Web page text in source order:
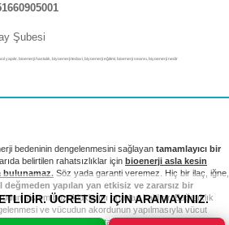
Şubesi
yapılır, bioenerji hastalık, biyoenerji tedavi, biyoenerji eğitimi, bioenerji seansı, biyoenerji nedir
ÜCRETSİZ İÇİN ARAMAYINIZ.
bedeninin dengelenmesini sağlayan tamamlayıcı bir
belirtilen rahatsızlıklar için bioenerji asla kesin
bulunamaz. Söz yada garanti veremez. Hiç bir ilaç, iğne,
değmeden yapılan yan etkisiz ve zararsız bir
sistem bozukluklarını ortadan kaldırır. Bağışıklık
ve vücudun akordunun yapılmasıyla vücut
tedavi ve kontrollerinizi takip etmek sizin